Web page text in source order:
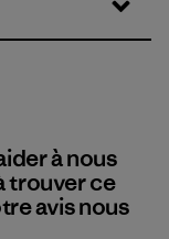
à nous
trouver ce
avis nous